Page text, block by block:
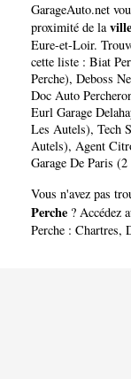
GarageAuto.net
proximité de la
Eure-et-Loir.
cette liste : Biat
Perche), Deboss
Doc Auto
Eurl Garage
Les Autels), Tech
Autels), Agent
Garage De Paris
Vous n'avez pas
Perche ? Accédez
Perche : Chartres,